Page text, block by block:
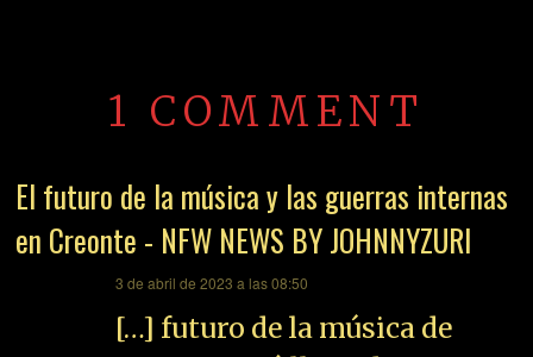
1 COMMENT
El futuro de la música y las guerras internas
en Creonte - NFW NEWS BY JOHNNYZURI
3 de abril de 2023 a las 08:50
[…] futuro de la música de